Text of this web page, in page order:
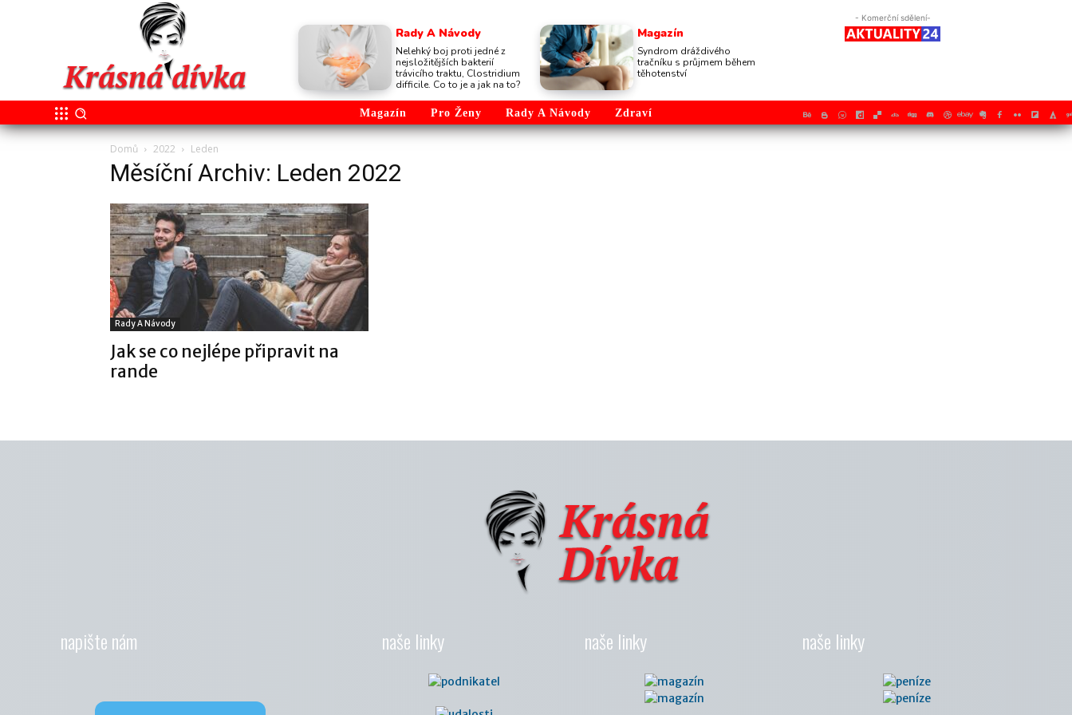
Rady A Návody
Nelehký boj proti jedné z
nejsložitějších bakterií
trávicího traktu, Clostridium
difficile. Co to je a jak na to?
Magazín
Syndrom dráždivého
tračníku s průjmem během
těhotenství
- Komerční sdělení-
Magazín Pro Ženy Rady A Návody Zdraví
Domů 2022 Leden
Měsíční Archiv: Leden 2022
Rady A Návody
Jak se co nejlépe připravit na
rande
napište nám naše linky naše linky naše linky